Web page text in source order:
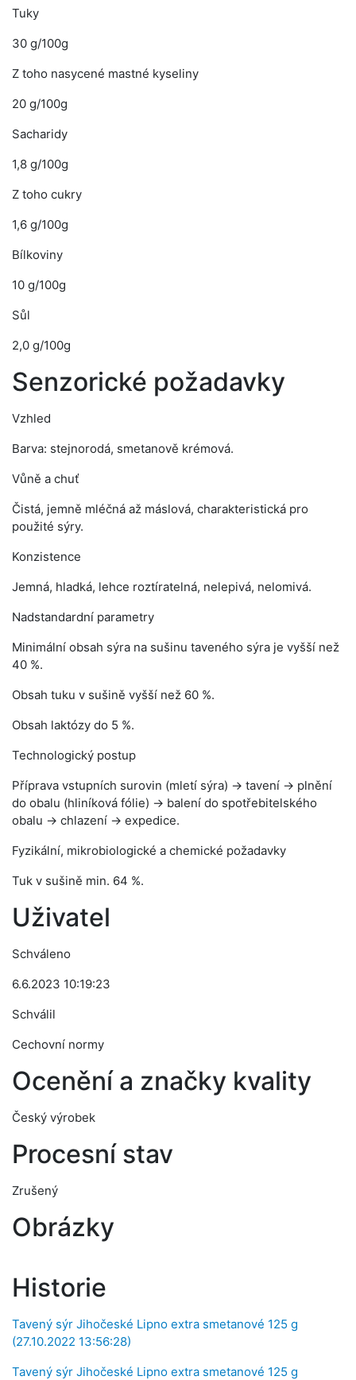
Tuky
30 g/100g
Z toho nasycené mastné kyseliny
20 g/100g
Sacharidy
1,8 g/100g
Z toho cukry
1,6 g/100g
Bílkoviny
10 g/100g
Sůl
2,0 g/100g
Senzorické požadavky
Vzhled
Barva: stejnorodá, smetanově krémová.
Vůně a chuť
Čistá, jemně mléčná až máslová, charakteristická pro
použité sýry.
Konzistence
Jemná, hladká, lehce roztíratelná, nelepivá, nelomivá.
Nadstandardní parametry
Minimální obsah sýra na sušinu taveného sýra je vyšší než
40 %.
Obsah tuku v sušině vyšší než 60 %.
Obsah laktózy do 5 %.
Technologický postup
Příprava vstupních surovin (mletí sýra) → tavení → plnění
do obalu (hliníková fólie) → balení do spotřebitelského
obalu → chlazení → expedice.
Fyzikální, mikrobiologické a chemické požadavky
Tuk v sušině min. 64 %.
Uživatel
Schváleno
6.6.2023 10:19:23
Schválil
Cechovní normy
Ocenění a značky kvality
Český výrobek
Procesní stav
Zrušený
Obrázky
Historie
Tavený sýr Jihočeské Lipno extra smetanové 125 g
(27.10.2022 13:56:28)
Tavený sýr Jihočeské Lipno extra smetanové 125 g